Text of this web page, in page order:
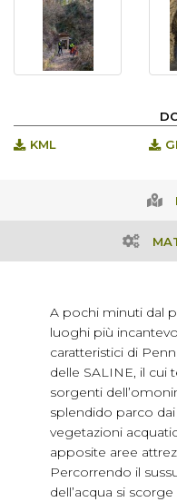
KML
A pochi minuti dal
luoghi più
caratteristici di
delle SALINE, il cui
sorgenti
splendido parco
vegetazioni
apposite aree
Percorrendo il
dell’acqua si scorge